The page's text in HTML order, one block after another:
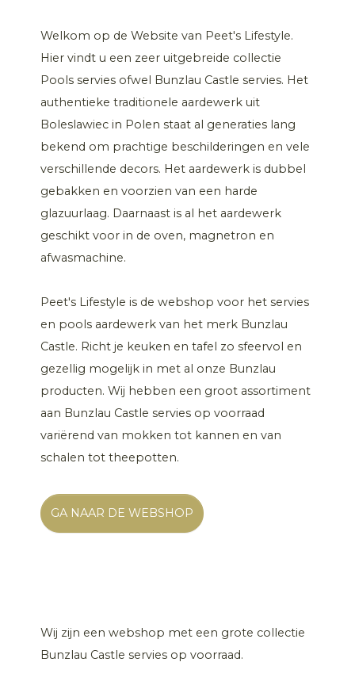
Welkom op de Website van Peet's Lifestyle.
Hier vindt u een zeer uitgebreide collectie
Pools servies ofwel Bunzlau Castle servies. Het
authentieke traditionele aardewerk uit
Boleslawiec in Polen staat al generaties lang
bekend om prachtige beschilderingen en vele
verschillende decors. Het aardewerk is dubbel
gebakken en voorzien van een harde
glazuurlaag. Daarnaast is al het aardewerk
geschikt voor in de oven, magnetron en
afwasmachine.
Peet's Lifestyle is de webshop voor het servies
en pools aardewerk van het merk Bunzlau
Castle. Richt je keuken en tafel zo sfeervol en
gezellig mogelijk in met al onze Bunzlau
producten. Wij hebben een groot assortiment
aan Bunzlau Castle servies op voorraad
variërend van mokken tot kannen en van
schalen tot theepotten.
GA NAAR DE WEBSHOP
Wij zijn een webshop met een grote collectie
Bunzlau Castle servies op voorraad.